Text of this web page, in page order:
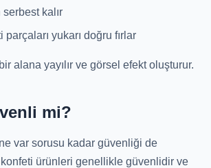
serbest kalır
parçaları yukarı doğru fırlar
alana yayılır ve görsel efekt oluşturur.
mi?
var sorusu kadar güvenliği de
ürünleri genellikle güvenlidir ve